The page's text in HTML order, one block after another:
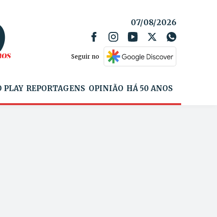
07/08/2026
Seguir no
PLAY REPORTAGENS OPINIÃO HÁ 50 ANOS